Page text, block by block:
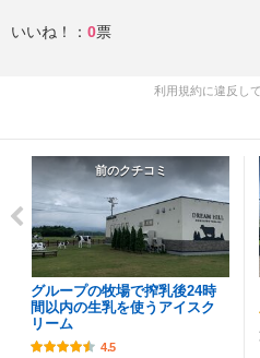
いいね！： 0票
利用規約に違反し
前のクチコミ
グループの牧場で搾乳後24時
間以内の生乳を使うアイスク
リーム
4.5